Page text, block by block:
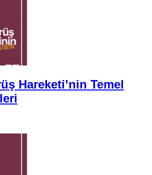
Hareketi’nin Temel